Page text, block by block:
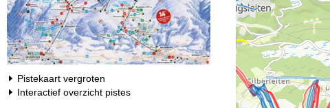
Pistekaart vergroten
Interactief overzicht pistes